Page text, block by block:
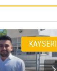
KAYSERI